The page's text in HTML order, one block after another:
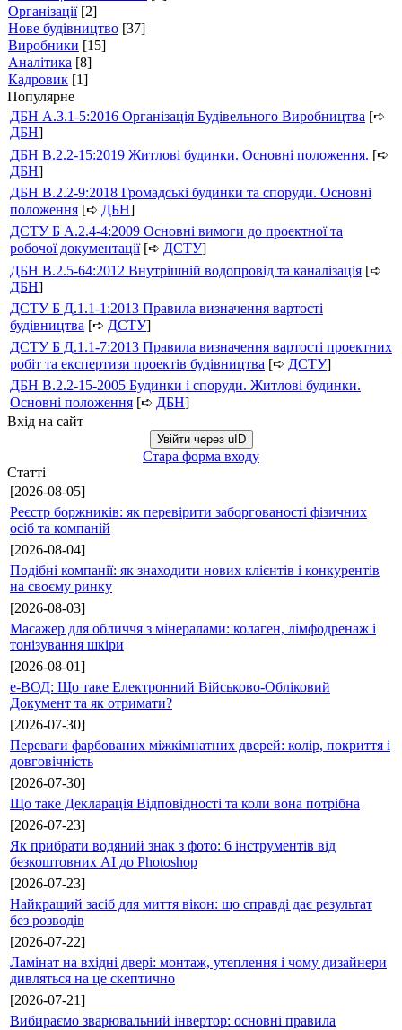
Організації [2]
Нове будівництво [37]
Виробники [15]
Аналітика [8]
Кадровик [1]
Популярне
ДБН А.3.1-5:2016 Організація Будівельного Виробництва [➪
ДБН]
ДБН В.2.2-15:2019 Житлові будинки. Основні положення. [➪
ДБН]
ДБН В.2.2-9:2018 Громадські будинки та споруди. Основні
положення [➪ ДБН]
ДСТУ Б А.2.4-4:2009 Основні вимоги до проектної та
робочої документації[➪ ДСТУ]
ДБН В.2.5-64:2012 Внутрішній водопровід та каналізація [➪
ДБН]
ДСТУ Б Д.1.1-1:2013 Правила визначення вартості
будівництва [➪ ДСТУ]
ДСТУ Б Д.1.1-7:2013 Правила визначення вартості проектних
робіт та експертизи проектів будівництва [➪ ДСТУ]
ДБН В.2.2-15-2005 Будинки і споруди. Житлові будинки.
Основні положення [➪ ДБН]
Вхід на сайт
Увійти через uID
Стара форма входу
Статті
[2026-08-05]
Реєстр боржників: як перевірити заборгованості фізичних
осіб та компаній
[2026-08-04]
Подібні компанії: як знаходити нових клієнтів і конкурентів
на своєму ринку
[2026-08-03]
Масажер для обличчя з мінералами: колаген, лімфодренаж і
тонізування шкіри
[2026-08-01]
е-ВОД: Що таке Електронний Військово-Обліковий
Документ та як отримати?
[2026-07-30]
Переваги фарбованих міжкімнатних дверей: колір, покриття і
довговічність
[2026-07-30]
Що таке Декларація Відповідності та коли вона потрібна
[2026-07-23]
Як прибрати водяний знак з фото: 6 інструментів від
безкоштовних AI до Photoshop
[2026-07-23]
Найкращий засіб для миття вікон: що справді дає результат
без розводів
[2026-07-22]
Ламінат на вхідні двері: монтаж, утеплення і чому дизайнери
дивляться на це скептично
[2026-07-21]
Вибираємо зварювальний інвертор: основні правила